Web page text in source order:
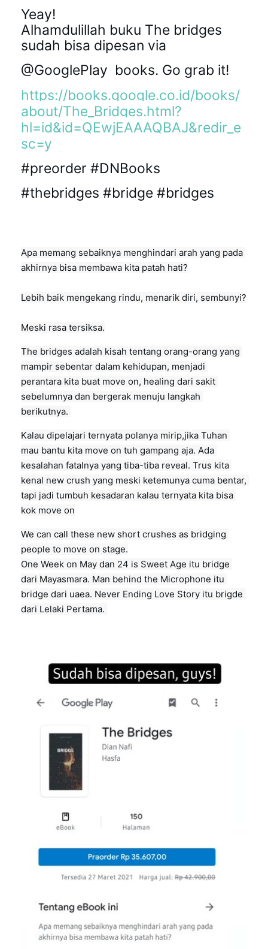
Yeay!
Alhamdulillah buku The bridges
sudah bisa dipesan via
@GooglePlay  books. Go grab it!
https://books.google.co.id/books/
about/The_Bridges.html?
hl=id&id=QEwjEAAAQBAJ&redir_e
sc=y
#preorder #DNBooks
#thebridges #bridge #bridges
Apa memang sebaiknya menghindari arah yang pada
akhirnya bisa membawa kita patah hati?
Lebih baik mengekang rindu, menarik diri, sembunyi?
Meski rasa tersiksa.
The bridges adalah kisah tentang orang-orang yang
mampir sebentar dalam kehidupan, menjadi
perantara kita buat move on, healing dari sakit
sebelumnya dan bergerak menuju langkah
berikutnya.
Kalau dipelajari ternyata polanya mirip,jika Tuhan
mau bantu kita move on tuh gampang aja. Ada
kesalahan fatalnya yang tiba-tiba reveal. Trus kita
kenal new crush yang meski ketemunya cuma bentar,
tapi jadi tumbuh kesadaran kalau ternyata kita bisa
kok move on
We can call these new short crushes as bridging
people to move on stage.
One Week on May dan 24 is Sweet Age itu bridge
dari Mayasmara. Man behind the Microphone itu
bridge dari uaea. Never Ending Love Story itu brigde
dari Lelaki Pertama.